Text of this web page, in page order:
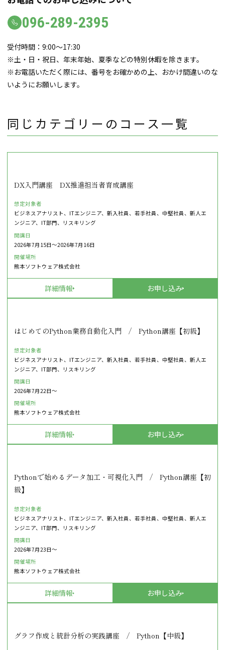
096-289-2395
受付時間：9:00～17:30
※土・日・祝日、年末年始、夏季などの特別休暇を除きます。
※お電話いただく際には、番号をお確かめの上、おかけ間違いのな
いようにお願いします。
同じカテゴリーのコース一覧
DX入門講座 DX推進担当者育成講座
想定対象者
ビジネスアナリスト、ITエンジニア、新入社員、若手社員、中堅社員、新人エ
ンジニア、IT部門、リスキリング
開講日
2026年7月15日〜2026年7月16日
開催場所
熊本ソフトウェア株式会社
詳細情報 お申し込み
はじめてのPython業務自動化入門 / Python講座【初級】
想定対象者
ビジネスアナリスト、ITエンジニア、新入社員、若手社員、中堅社員、新人エ
ンジニア、IT部門、リスキリング
開講日
2026年7月22日〜
開催場所
熊本ソフトウェア株式会社
詳細情報 お申し込み
Pythonで始めるデータ加工・可視化入門 / Python講座【初
級】
想定対象者
ビジネスアナリスト、ITエンジニア、新入社員、若手社員、中堅社員、新人エ
ンジニア、IT部門、リスキリング
開講日
2026年7月23日〜
開催場所
熊本ソフトウェア株式会社
詳細情報 お申し込み
グラフ作成と統計分析の実践講座 / Python【中級】